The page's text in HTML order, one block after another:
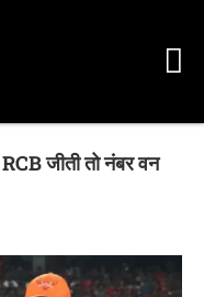
जीती तो नंबर वन